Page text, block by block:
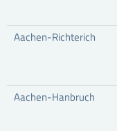
Aachen-Richterich
Aachen-Hanbruch